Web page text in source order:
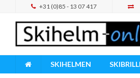
+31 (0)85 - 13 07 417
SKIHELMEN